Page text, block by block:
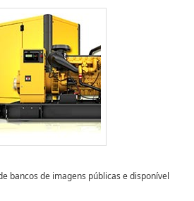
bancos de imagens públicas e disponível